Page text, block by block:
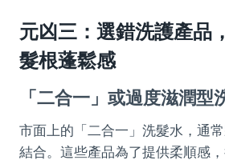
元凶三：選錯洗護產品
髮根蓬鬆感
「二合一」或過度滋潤型
市面上的「二合一」洗髮水，通
結合。這些產品為了提供柔順感